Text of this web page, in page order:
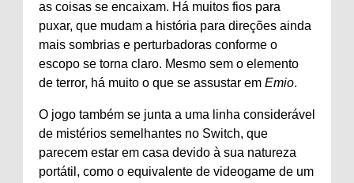
as coisas se encaixam. Há muitos fios para
puxar, que mudam a história para direções ainda
mais sombrias e perturbadoras conforme o
escopo se torna claro. Mesmo sem o elemento
de terror, há muito o que se assustar em Emio.
O jogo também se junta a uma linha considerável
de mistérios semelhantes no Switch, que
parecem estar em casa devido à sua natureza
portátil, como o equivalente de videogame de um